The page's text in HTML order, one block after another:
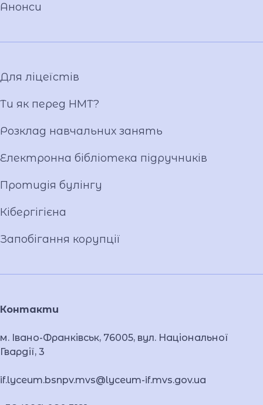
Контакти
м. Івано-Франківськ, 76005, вул. Національної
Гвардії, 3
if.lyceum.bsnpv.mvs@lyceum-if.mvs.gov.ua
Накази
Публічні закупівлі
Фотогалерея
Відеогалерея
Вакансії
Публічна інформація
Анонси
Для ліцеїстів
Ти як перед НМТ?
Розклад навчальних занять
Електронна бібліотека підручників
Протидія булінгу
Кібергігієна
Запобігання корупції